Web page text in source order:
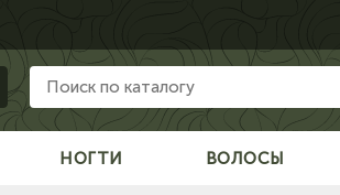
НОГТИ ВОЛОСЫ